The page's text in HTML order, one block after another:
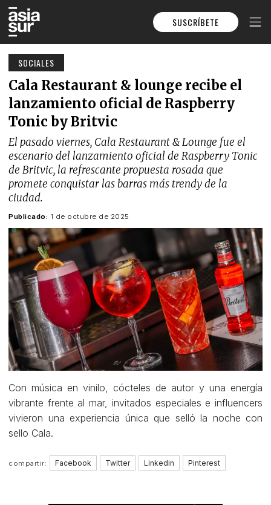
SUSCRÍBETE
SOCIALES
Cala Restaurant & lounge recibe el
lanzamiento oficial de Raspberry
Tonic by Britvic
El pasado viernes, Cala Restaurant & Lounge fue el
escenario del lanzamiento oficial de Raspberry Tonic
de Britvic, la refrescante propuesta rosada que
promete conquistar las barras más trendy de la
ciudad.
Publicado: 1 de octubre de 2025
Con música en vinilo, cócteles de autor y una energía
vibrante frente al mar, invitados especiales e influencers
vivieron una experiencia única que selló la noche con
sello Cala.
compartir: Facebook Twitter Linkedin Pinterest